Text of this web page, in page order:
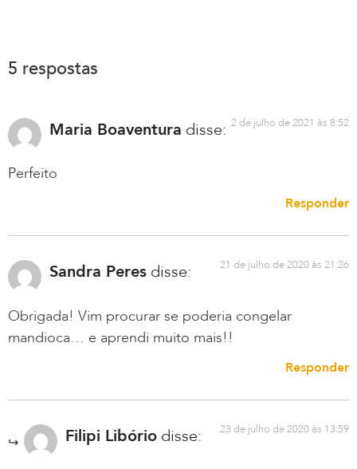
5 respostas
Maria Boaventura disse: 2 de julho de 2021 às 8:52
Perfeito
Responder
Sandra Peres disse: 21 de julho de 2020 às 21:26
Obrigada! Vim procurar se poderia congelar
mandioca… e aprendi muito mais!!
Responder
Filipi Libório disse: 23 de julho de 2020 às 13:59